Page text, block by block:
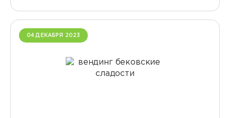
04 ДЕКАБРЯ 2023